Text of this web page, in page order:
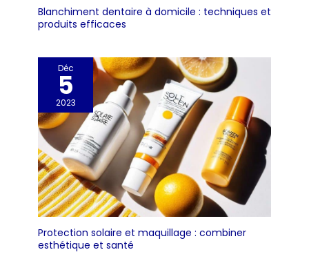
Blanchiment dentaire à domicile : techniques et
produits efficaces
Déc
5
2023
Protection solaire et maquillage : combiner
esthétique et santé